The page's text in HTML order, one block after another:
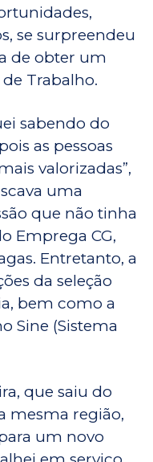
se surpreendeu
de obter um
Trabalho.
sabendo do
as pessoas
valorizadas”,
uma
que não tinha
Emprega CG,
Entretanto, a
da seleção
bem como a
Sine (Sistema
que saiu do
mesma região,
um novo